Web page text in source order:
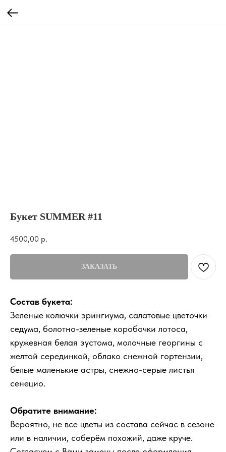
Букет SUMMER #11
4500,00 р.
ЗАКАЗАТЬ
Состав букета:
Зеленые колючки эрингиума, салатовые цветочки
седума, болотно-зеленые коробочки лотоса,
кружевная белая эустома, молочные георгины с
желтой серединкой, облако снежной гортензии,
белые маленькие астры, снежно-серые листья
сенецио.
Обратите внимание:
Вероятно, не все цветы из состава сейчас в сезоне
или в наличии, соберём похожий, даже круче.